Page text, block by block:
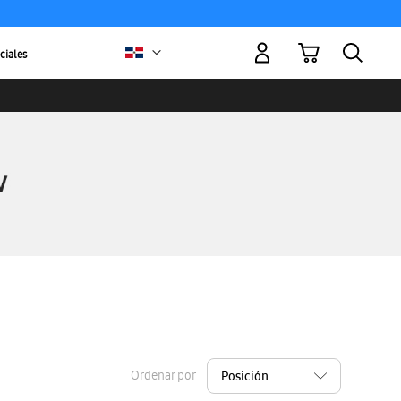
Mi carrito
Ordenar por